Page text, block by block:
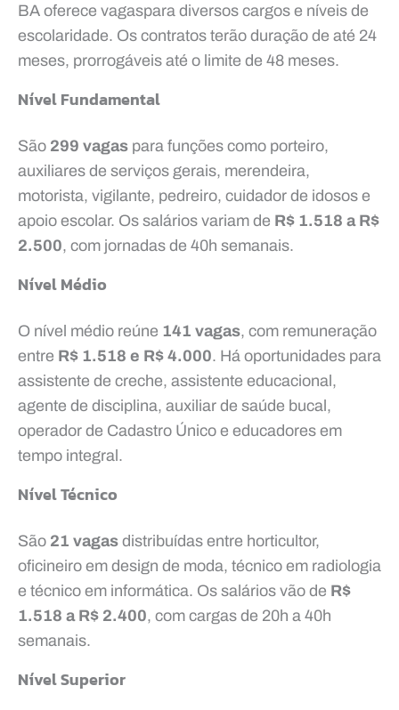
BA oferece vagaspara diversos cargos e níveis de
escolaridade. Os contratos terão duração de até 24
meses, prorrogáveis até o limite de 48 meses.
Nível Fundamental
São 299 vagas para funções como porteiro,
auxiliares de serviços gerais, merendeira,
motorista, vigilante, pedreiro, cuidador de idosos e
apoio escolar. Os salários variam de R$ 1.518 a R$
2.500, com jornadas de 40h semanais.
Nível Médio
O nível médio reúne 141 vagas, com remuneração
entre R$ 1.518 e R$ 4.000. Há oportunidades para
assistente de creche, assistente educacional,
agente de disciplina, auxiliar de saúde bucal,
operador de Cadastro Único e educadores em
tempo integral.
Nível Técnico
São 21 vagas distribuídas entre horticultor,
oficineiro em design de moda, técnico em radiologia
e técnico em informática. Os salários vão de R$
1.518 a R$ 2.400, com cargas de 20h a 40h
semanais.
Nível Superior